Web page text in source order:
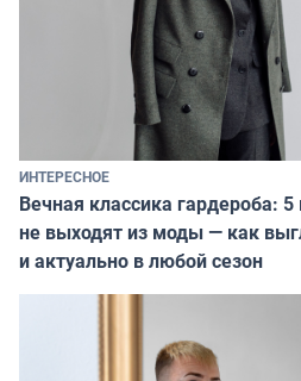
ИНТЕРЕСНОЕ
Вечная классика гардероба:
не выходят из моды — как
и актуально в любой сезон